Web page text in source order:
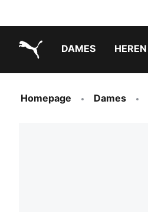
DAMES HEREN
Homepage Dames